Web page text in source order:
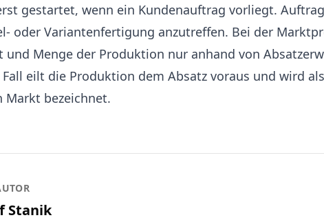
gestartet, wenn ein Kundenauftrag vorliegt.
oder Variantenfertigung anzutreffen. Bei der
Menge der Produktion nur anhand von
eilt die Produktion dem Absatz voraus und wird
Markt bezeichnet.
Stanik